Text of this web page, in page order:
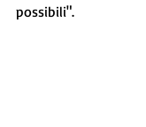
possibili".